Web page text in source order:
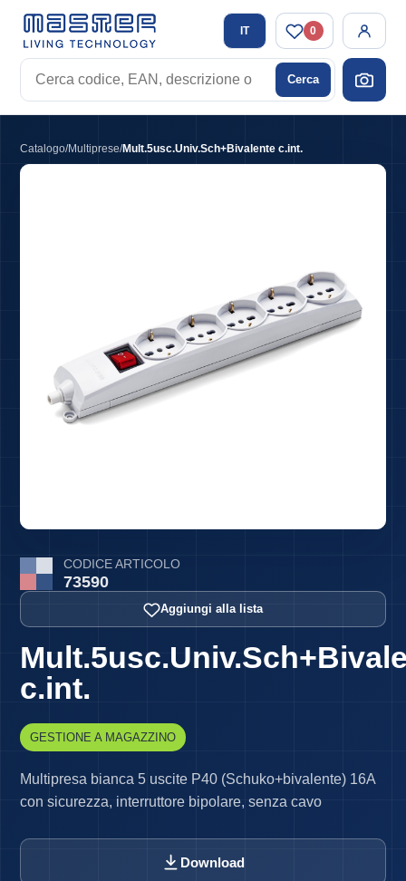
Cerca
EAN,
o
tag
Cerca
IT 0
Catalogo/Multiprese/Mult.5usc.Univ.Sch+Bivalente c.int.
CODICE ARTICOLO
73590
Aggiungi alla lista
c.int.
GESTIONE A MAGAZZINO
Multipresa bianca 5 uscite P40 (Schuko+bivalente) 16A
con sicurezza, interruttore bipolare, senza cavo
Download